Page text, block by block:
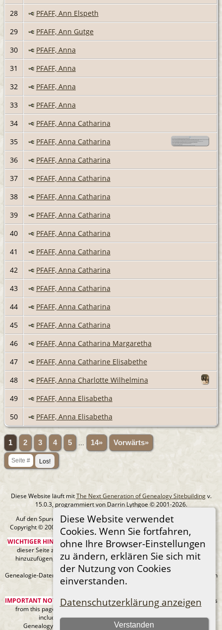
Diese Website verwendet
Cookies. Wenn Sie fortfahren,
ohne Ihre Browser-Einstellungen
zu ändern, erklären Sie sich mit
der Nutzung von Cookies
einverstanden.
Datenschutzerklärung anzeigen
Verstanden
28
PFAFF, Ann Elspeth
29
PFAFF, Ann Gutge
30
PFAFF, Anna
31
PFAFF, Anna
32
PFAFF, Anna
33
PFAFF, Anna
34
PFAFF, Anna Catharina
35
PFAFF, Anna Catharina
36
PFAFF, Anna Catharina
37
PFAFF, Anna Catharina
38
PFAFF, Anna Catharina
39
PFAFF, Anna Catharina
40
PFAFF, Anna Catharina
41
PFAFF, Anna Catharina
42
PFAFF, Anna Catharina
43
PFAFF, Anna Catharina
44
PFAFF, Anna Catharina
45
PFAFF, Anna Catharina
46
PFAFF, Anna Catharina Margaretha
47
PFAFF, Anna Catharine Elisabethe
48
PFAFF, Anna Charlotte Wilhelmina
49
PFAFF, Anna Elisabetha
50
PFAFF, Anna Elisabetha
1 2 3 4 5 14» Vorwärts»
Diese Website läuft mitThe Next Generation of Genealogy Sitebuildingv.
15.0.3, programmiert von Darrin Lythgoe © 2001-2026.
Auf den Spuren meiner Ahnen - erstellt und betreut vonMichael Klein
Copyright © 2005-2026 Alle Rechte vorbehalten. |
Datenschutzerklärung
WICHTIGER HINWEIS:Sie sind nicht berechtigt, diese Seite oder Bilder von
dieser Seite zu Ancestry.com oder anderen kommerziellen Websites
hinzuzufügen, ohne mein Urheberrecht und einen URL-Link zu meiner
Website anzugeben.
Genealogie-Daten können sich jederzeit ändern, wenn neue Fakten gefunden
werden.
IMPORTANT NOTICE:You are not authorized to add this page or any images
from this page to Ancestry.com or any other commercial sites without
including my copyright and a URL link to my web site.
Genealogy data can always be changing as new facts are found.